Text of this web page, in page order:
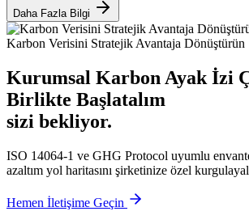
Daha Fazla Bilgi
Karbon Verisini Stratejik Avantaja Dönüştürün
Kurumsal Karbon Ayak İzi
Birlikte Başlatalım
sizi bekliyor.
ISO 14064-1 ve GHG Protocol uyumlu
azaltım yol haritasını şirketinize özel
Hemen İletişime Geçin